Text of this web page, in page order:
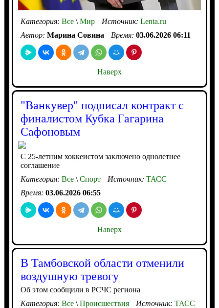
Категория: Все\Мир Источник: Lenta.ru
Автор: Марина Совина Время: 03.06.2026 06:11
Наверх
"Ванкувер" подписал контракт с
финалистом Кубка Гагарина
Сафоновым
С 25-летним хоккеистом заключено однолетнее
соглашение
Категория: Все\Спорт Источник: ТАСС
Время: 03.06.2026 06:55
Наверх
В Тамбовской области отменили
воздушную тревогу
Об этом сообщили в РСЧС региона
Категория: Все\Происшествия Источник: ТАСС